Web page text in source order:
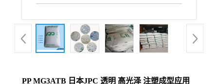
PP MG3ATB 日本JPC 透明 高光泽 注塑成型应用